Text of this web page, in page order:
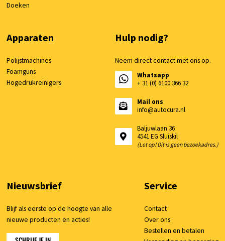
Doeken
Apparaten
Polijstmachines
Foamguns
Hogedrukreinigers
Hulp nodig?
Neem direct contact met ons op.
Whatsapp
+ 31 (0) 6100 366 32
Mail ons
info@autocura.nl
Baljuwlaan 36
4541 EG Sluiskil
(Let op! Dit is geen bezoekadres.)
Nieuwsbrief
Blijf als eerste op de hoogte van alle
nieuwe producten en acties!
Service
Contact
Over ons
Bestellen en betalen